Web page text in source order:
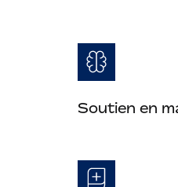
Soutien en